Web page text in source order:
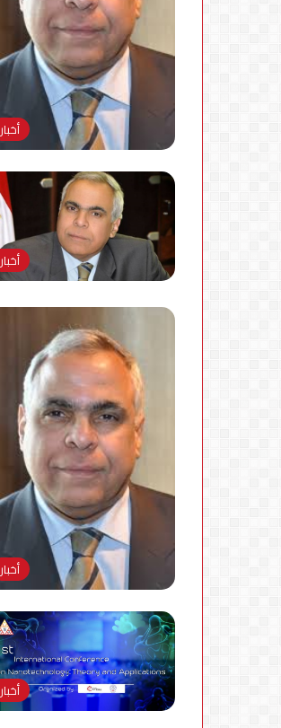
أخبار
أخبار
أخبار
أخبار